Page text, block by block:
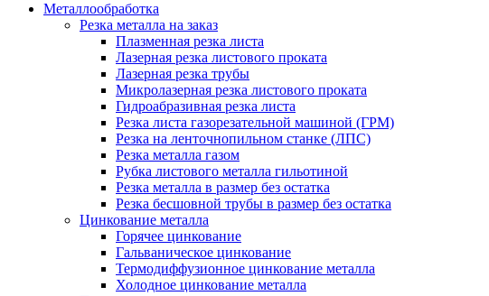
Металлообработка
Резка металла на заказ
Плазменная резка листа
Лазерная резка листового проката
Лазерная резка трубы
Микролазерная резка листового проката
Гидроабразивная резка листа
Резка листа газорезательной машиной (ГРМ)
Резка на ленточнопильном станке (ЛПС)
Резка металла газом
Рубка листового металла гильотиной
Резка металла в размер без остатка
Резка бесшовной трубы в размер без остатка
Цинкование металла
Горячее цинкование
Гальваническое цинкование
Термодиффузионное цинкование металла
Холодное цинкование металла